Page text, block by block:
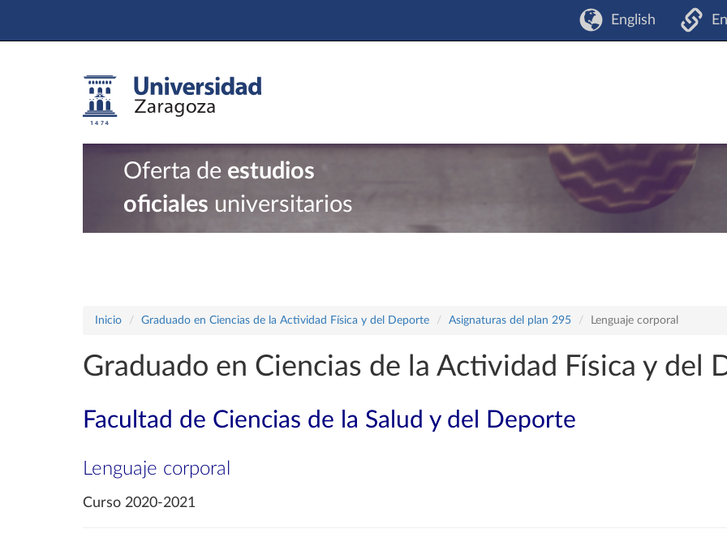
English
Oferta de estudios
oficiales universitarios
Inicio Graduado en Ciencias de la Actividad Física y del Deporte Asignaturas del plan 295 Lenguaje corporal
Graduado en Ciencias de la Actividad Física y del
Facultad de Ciencias de la Salud y del Deporte
Lenguaje corporal
Curso 2020-2021